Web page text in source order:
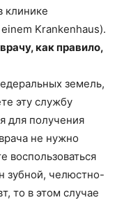
клинике
Krankenhaus).
как правило,
земель,
эту службу
для получения
не нужно
воспользоваться
зубной, челюстно-
то в этом случае